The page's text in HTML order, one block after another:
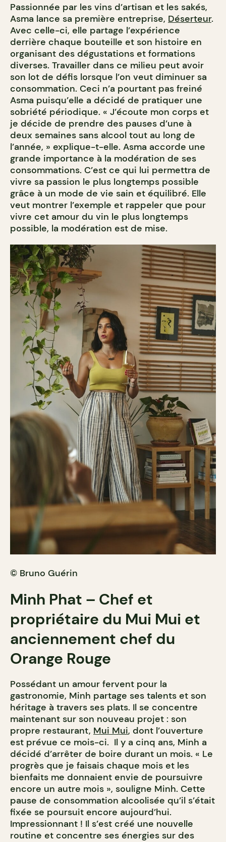
Passionnée par les vins d’artisan et les sakés,
Asma lance sa première entreprise, Déserteur.
Avec celle-ci, elle partage l’expérience
derrière chaque bouteille et son histoire en
organisant des dégustations et formations
diverses. Travailler dans ce milieu peut avoir
son lot de défis lorsque l’on veut diminuer sa
consommation. Ceci n’a pourtant pas freiné
Asma puisqu’elle a décidé de pratiquer une
sobriété périodique. « J’écoute mon corps et
je décide de prendre des pauses d’une à
deux semaines sans alcool tout au long de
l’année, » explique-t-elle. Asma accorde une
grande importance à la modération de ses
consommations. C’est ce qui lui permettra de
vivre sa passion le plus longtemps possible
grâce à un mode de vie sain et équilibré. Elle
veut montrer l’exemple et rappeler que pour
vivre cet amour du vin le plus longtemps
possible, la modération est de mise.
© Bruno Guérin
Minh Phat – Chef et
propriétaire du Mui Mui et
anciennement chef du
Orange Rouge
Possédant un amour fervent pour la
gastronomie, Minh partage ses talents et son
héritage à travers ses plats. Il se concentre
maintenant sur son nouveau projet : son
propre restaurant, Mui Mui, dont l’ouverture
est prévue ce mois-ci. Il y a cinq ans, Minh a
décidé d’arrêter de boire durant un mois. « Le
progrès que je faisais chaque mois et les
bienfaits me donnaient envie de poursuivre
encore un autre mois », souligne Minh. Cette
pause de consommation alcoolisée qu’il s’était
fixée se poursuit encore aujourd’hui.
Impressionnant ! Il s’est créé une nouvelle
routine et concentre ses énergies sur des